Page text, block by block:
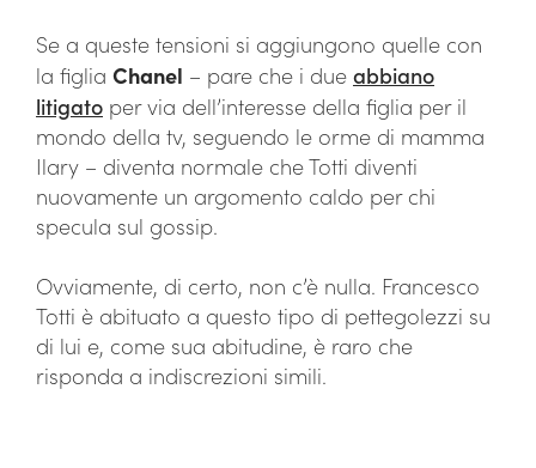
Se a queste tensioni si aggiungono quelle con
la figlia Chanel – pare che i due abbiano
litigato per via dell’interesse della figlia per il
mondo della tv, seguendo le orme di mamma
Ilary – diventa normale che Totti diventi
nuovamente un argomento caldo per chi
specula sul gossip.
Ovviamente, di certo, non c’è nulla. Francesco
Totti è abituato a questo tipo di pettegolezzi su
di lui e, come sua abitudine, è raro che
risponda a indiscrezioni simili.